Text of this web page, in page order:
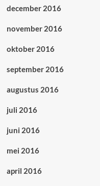
december 2016
november 2016
oktober 2016
september 2016
augustus 2016
juli 2016
juni 2016
mei 2016
april 2016